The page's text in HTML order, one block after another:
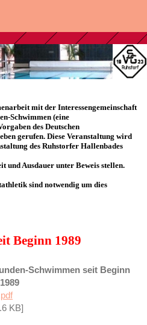
mit der Interessengemeinschaft
Schwimmen (eine
des Deutschen
gerufen. Diese Veranstaltung wird
des Ruhstorfer Hallenbades
und Ausdauer unter Beweis stellen.
sind notwendig um dies
Beginn 1989
Schwimmen seit Beginn
KB]